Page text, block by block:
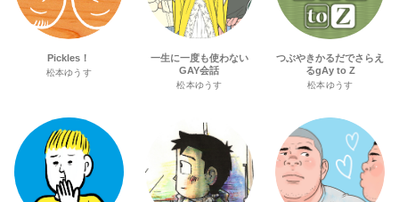
Pickles！
松本ゆうす
一生に一度も使わない
GAY会話
松本ゆうす
つぶやきかるだでさらえ
るgAy to Z
松本ゆうす